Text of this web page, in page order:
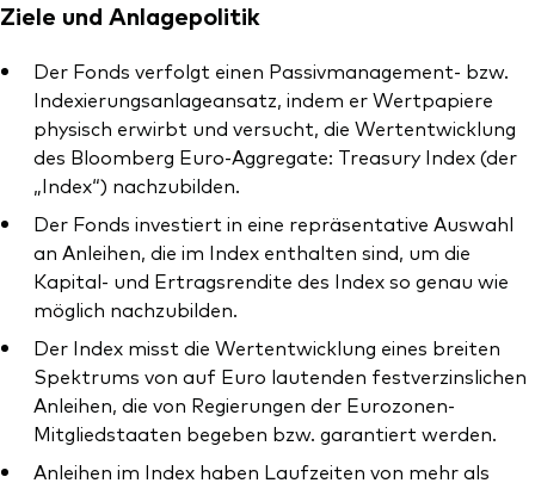
Ressourcen
Marktvolatilität
Research
Anbieterliste
Vanguard Modellportfolios
Vanguard Beratungsstudie
Ziele und Anlagepolitik
Der Fonds verfolgt einen Passivmanagement- bzw.
Indexierungsanlageansatz, indem er Wertpapiere
physisch erwirbt und versucht, die Wertentwicklung
des Bloomberg Euro-Aggregate: Treasury Index (der
„Index“) nachzubilden.
Der Fonds investiert in eine repräsentative Auswahl
an Anleihen, die im Index enthalten sind, um die
Kapital- und Ertragsrendite des Index so genau wie
möglich nachzubilden.
Der Index misst die Wertentwicklung eines breiten
Spektrums von auf Euro lautenden festverzinslichen
Anleihen, die von Regierungen der Eurozonen-
Mitgliedstaaten begeben bzw. garantiert werden.
Anleihen im Index haben Laufzeiten von mehr als